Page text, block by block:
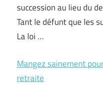
succession au lieu du
Tant le défunt que les
La loi …
Mangez sainement
retraite